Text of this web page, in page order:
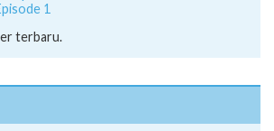
1
terbaru.